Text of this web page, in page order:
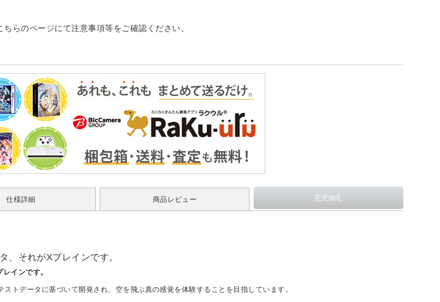
ちらのページにて注意事項等をご確認ください。
仕様詳細 商品レビュー
、それがXプレインです。
インです。
トデータに基づいて開発され、空を飛ぶ真の感覚を体験することを目指しています。